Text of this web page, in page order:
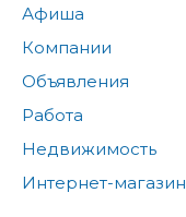
Афиша
Компании
Объявления
Работа
Недвижимость
Интернет-магазин